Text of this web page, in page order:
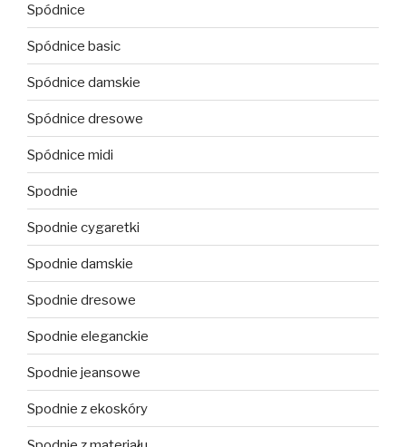
Spódnice
Spódnice basic
Spódnice damskie
Spódnice dresowe
Spódnice midi
Spodnie
Spodnie cygaretki
Spodnie damskie
Spodnie dresowe
Spodnie eleganckie
Spodnie jeansowe
Spodnie z ekoskóry